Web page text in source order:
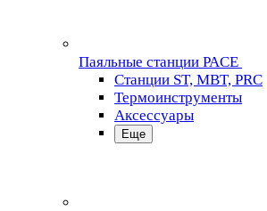
Паяльные станции PACE
Станции ST, MBT, PRC
Термоинструменты
Аксессуары
Еще